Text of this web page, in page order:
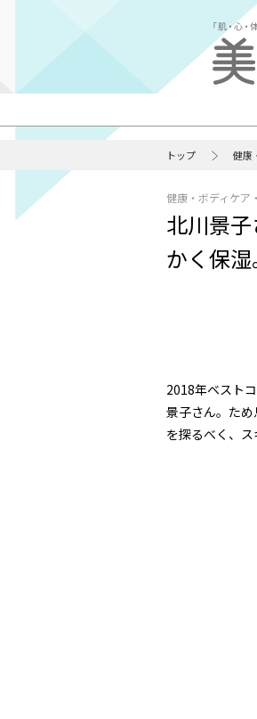
トップ 健康
健康・ボディケア
北川景
かく保湿
2018年ベスト
景子さん。た
を探るべく、